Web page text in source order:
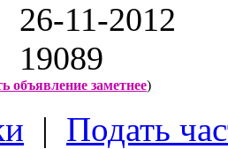
26-11-2012
19089
объявление заметнее)
| Подать